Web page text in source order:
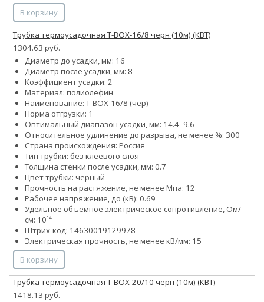
В корзину
Трубка термоусадочная Т-BOX-16/8 черн (10м) (КВТ)
1304.63 руб.
Диаметр до усадки, мм: 16
Диаметр после усадки, мм: 8
Коэффициент усадки: 2
Материал: полиолефин
Наименование: Т-BOX-16/8 (чер)
Норма отгрузки: 1
Оптимальный диапазон усадки, мм: 14.4–9.6
Относительное удлинение до разрыва, не менее %: 300
Страна происхождения: Россия
Тип трубки: без клеевого слоя
Толщина стенки после усадки, мм: 0.7
Цвет трубки: черный
Прочность на растяжение, не менее Мпа: 12
Рабочее напряжение, до (кВ): 0.69
Удельное объемное электрическое сопротивление, Ом/
см: 10¹⁴
Штрих-код: 14630019129978
Электрическая прочность, не менее кВ/мм: 15
В корзину
Трубка термоусадочная Т-BOX-20/10 черн (10м) (КВТ)
1418.13 руб.